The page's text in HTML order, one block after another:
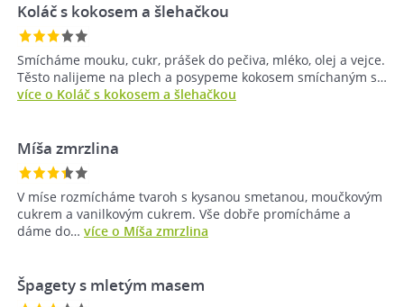
Koláč s kokosem a šlehačkou
Smícháme mouku, cukr, prášek do pečiva, mléko, olej a vejce.
Těsto nalijeme na plech a posypeme kokosem smíchaným s…
více o Koláč s kokosem a šlehačkou
Míša zmrzlina
V míse rozmícháme tvaroh s kysanou smetanou, moučkovým
cukrem a vanilkovým cukrem. Vše dobře promícháme a
dáme do… více o Míša zmrzlina
Špagety s mletým masem